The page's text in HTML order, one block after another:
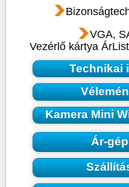
VGA,
Vezérlő kártya
Technikai
Kamera Mini
Ár-gép